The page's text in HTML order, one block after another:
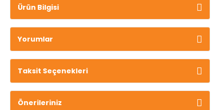
Ürün Bilgisi
Yorumlar
Taksit Seçenekleri
Önerileriniz